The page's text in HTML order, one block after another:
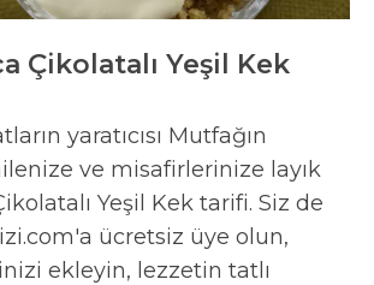
Çikolatalı Yeşil Kek
yaratıcısı Mutfağın
ve misafirlerinize layık
Yeşil Kek tarifi. Siz de
ücretsiz üye olun,
ekleyin, lezzetin tatlı